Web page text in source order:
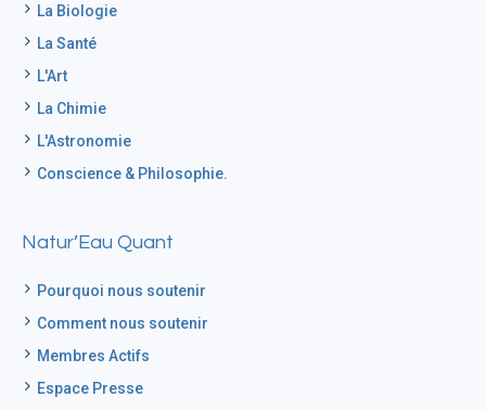
La Biologie
La Santé
L'Art
La Chimie
L'Astronomie
Conscience & Philosophie.
Natur’Eau Quant
Pourquoi nous soutenir
Comment nous soutenir
Membres Actifs
Espace Presse